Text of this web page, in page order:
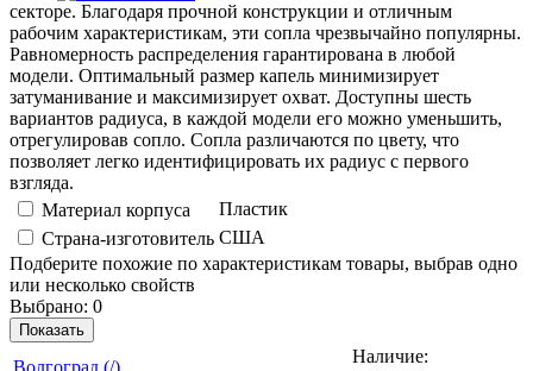
секторе. Благодаря прочной конструкции и отличным
рабочим характеристикам, эти сопла чрезвычайно популярны.
Равномерность распределения гарантирована в любой
модели. Оптимальный размер капель минимизирует
затуманивание и максимизирует охват. Доступны шесть
вариантов радиуса, в каждой модели его можно уменьшить,
отрегулировав сопло. Сопла различаются по цвету, что
позволяет легко идентифицировать их радиус с первого
взгляда.
Материал корпуса
Пластик
Страна-изготовитель США
Подберите похожие по характеристикам товары, выбрав одно
или несколько свойств
Выбрано: 0
Показать
Вoлгогpaд (/)
Наличие: